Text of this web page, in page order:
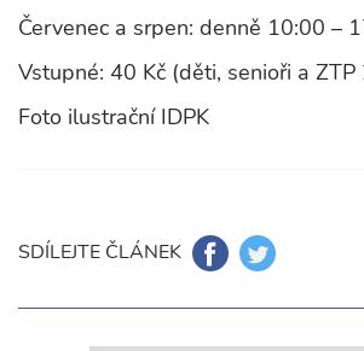
Červenec a srpen: denně 10:00 –
Vstupné: 40 Kč (děti, senioři a ZTP
Foto ilustrační IDPK
SDÍLEJTE ČLÁNEK